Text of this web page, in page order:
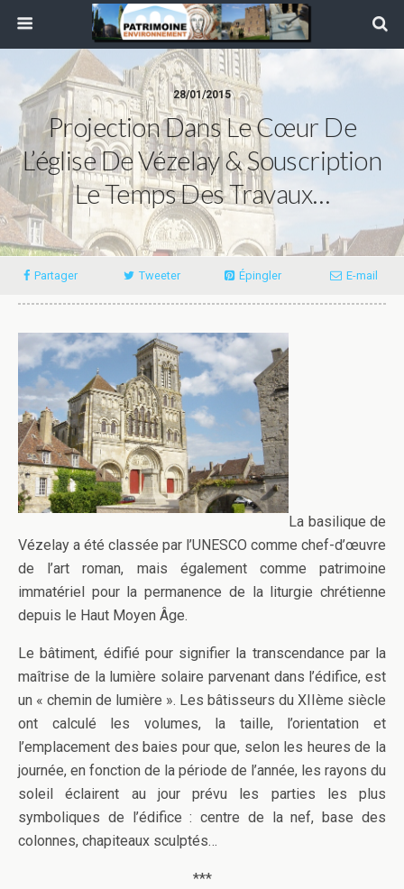
28/01/2015
Projection Dans Le Cœur De
L’église De Vézelay & Souscription
Le Temps Des Travaux…
Partager Tweeter Épingler E-mail
La basilique de
Vézelay a été classée par l’UNESCO comme chef-d’œuvre
de l’art roman, mais également comme patrimoine
immatériel pour la permanence de la liturgie chrétienne
depuis le Haut Moyen Âge.
Le bâtiment, édifié pour signifier la transcendance par la
maîtrise de la lumière solaire parvenant dans l’édifice, est
un « chemin de lumière ». Les bâtisseurs du XIIème siècle
ont calculé les volumes, la taille, l’orientation et
l’emplacement des baies pour que, selon les heures de la
journée, en fonction de la période de l’année, les rayons du
soleil éclairent au jour prévu les parties les plus
symboliques de l’édifice : centre de la nef, base des
colonnes, chapiteaux sculptés…
***